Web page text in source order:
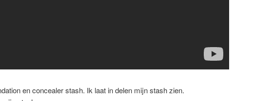
en concealer stash. Ik laat in delen mijn stash zien.